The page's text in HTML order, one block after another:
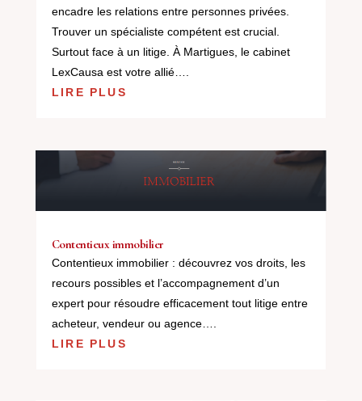
encadre les relations entre personnes privées.
Trouver un spécialiste compétent est crucial.
Surtout face à un litige. À Martigues, le cabinet
LexCausa est votre allié….
LIRE PLUS
Contentieux immobilier
Contentieux immobilier : découvrez vos droits, les
recours possibles et l’accompagnement d’un
expert pour résoudre efficacement tout litige entre
acheteur, vendeur ou agence….
LIRE PLUS